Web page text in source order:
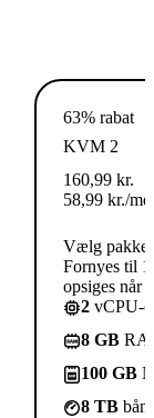
63% rabat
KVM 2
160,99 kr.
58,99 kr./
Vælg pakke
Fornyes til
opsiges når
2 vCPU-
8 GB
100 GB
8 TB